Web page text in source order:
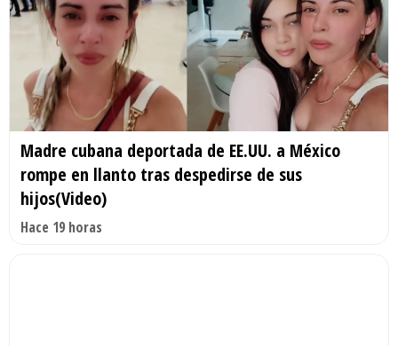
Madre cubana deportada de EE.UU. a México
rompe en llanto tras despedirse de sus
hijos(Video)
Hace 19 horas